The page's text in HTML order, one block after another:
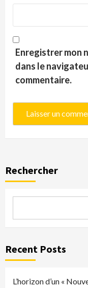
Enregistrer mon
dans le
commentaire.
Rechercher
Recent Posts
L’horizon d’un «